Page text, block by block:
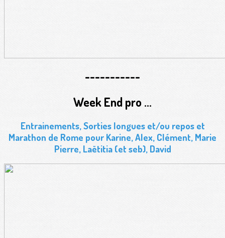
-----------
Week End pro ...
Entrainements, Sorties longues et/ou repos et
Marathon de Rome pour Karine, Alex, Clément, Marie
Pierre, Laëtitia (et seb), David